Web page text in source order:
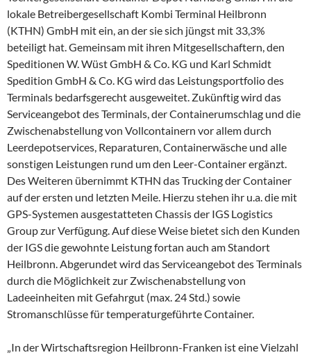
lokale Betreibergesellschaft Kombi Terminal Heilbronn
(KTHN) GmbH mit ein, an der sie sich jüngst mit 33,3%
beteiligt hat. Gemeinsam mit ihren Mitgesellschaftern, den
Speditionen W. Wüst GmbH & Co. KG und Karl Schmidt
Spedition GmbH & Co. KG wird das Leistungsportfolio des
Terminals bedarfsgerecht ausgeweitet. Zukünftig wird das
Serviceangebot des Terminals, der Containerumschlag und die
Zwischenabstellung von Vollcontainern vor allem durch
Leerdepotservices, Reparaturen, Containerwäsche und alle
sonstigen Leistungen rund um den Leer-Container ergänzt.
Des Weiteren übernimmt KTHN das Trucking der Container
auf der ersten und letzten Meile. Hierzu stehen ihr u.a. die mit
GPS-Systemen ausgestatteten Chassis der IGS Logistics
Group zur Verfügung. Auf diese Weise bietet sich den Kunden
der IGS die gewohnte Leistung fortan auch am Standort
Heilbronn. Abgerundet wird das Serviceangebot des Terminals
durch die Möglichkeit zur Zwischenabstellung von
Ladeeinheiten mit Gefahrgut (max. 24 Std.) sowie
Stromanschlüsse für temperaturgeführte Container.
„In der Wirtschaftsregion Heilbronn-Franken ist eine Vielzahl